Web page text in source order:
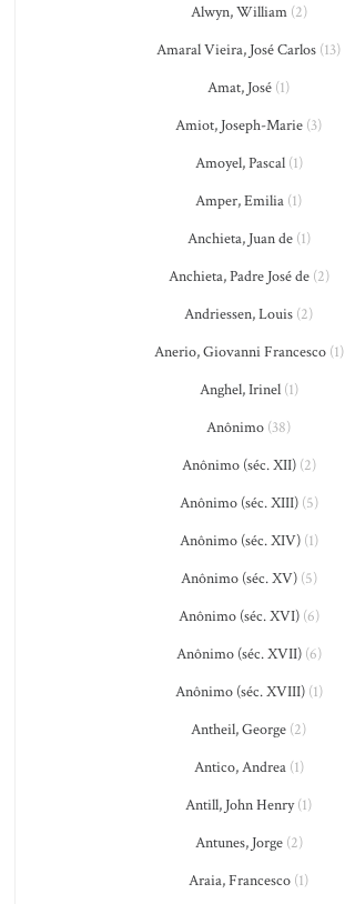
Alwyn, William(2)
Amaral Vieira, José Carlos (13)
Amat, José (1)
Amiot, Joseph-Marie (3)
Amoyel, Pascal(1)
Amper, Emilia (1)
Anchieta, Juan de(1)
Anchieta, Padre José de(2)
Andriessen, Louis (2)
Anerio, Giovanni Francesco(1)
Anghel, Irinel(1)
Anônimo (38)
Anônimo (séc. XII)(2)
Anônimo (séc. XIII)(5)
Anônimo (séc. XIV)(1)
Anônimo (séc. XV)(5)
Anônimo (séc. XVI)(6)
Anônimo (séc. XVII)(6)
Anônimo (séc. XVIII)(1)
Antheil, George (2)
Antico, Andrea(1)
Antill, John Henry(1)
Antunes, Jorge(2)
Araia, Francesco (1)